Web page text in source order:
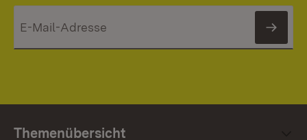
Themenübersicht